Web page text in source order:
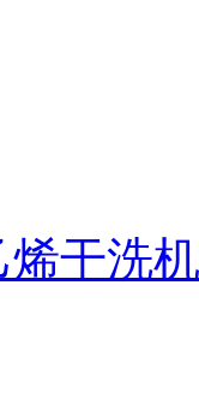
烯干洗机